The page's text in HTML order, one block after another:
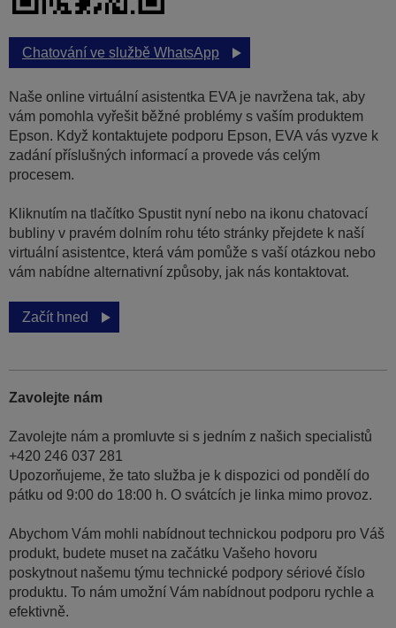
Chatování ve službě WhatsApp
Naše online virtuální asistentka EVA je navržena tak, aby
vám pomohla vyřešit běžné problémy s vaším produktem
Epson. Když kontaktujete podporu Epson, EVA vás vyzve k
zadání příslušných informací a provede vás celým
procesem.
Kliknutím na tlačítko Spustit nyní nebo na ikonu chatovací
bubliny v pravém dolním rohu této stránky přejdete k naší
virtuální asistentce, která vám pomůže s vaší otázkou nebo
vám nabídne alternativní způsoby, jak nás kontaktovat.
Začít hned
Zavolejte nám
Zavolejte nám a promluvte si s jedním z našich specialistů
+420 246 037 281
Upozorňujeme, že tato služba je k dispozici od pondělí do
pátku od 9:00 do 18:00 h. O svátcích je linka mimo provoz.
Abychom Vám mohli nabídnout technickou podporu pro Váš
produkt, budete muset na začátku Vašeho hovoru
poskytnout našemu týmu technické podpory sériové číslo
produktu. To nám umožní Vám nabídnout podporu rychle a
efektivně.